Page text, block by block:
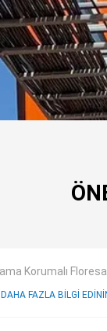
Korumalı
DAHA FAZLA BILGI